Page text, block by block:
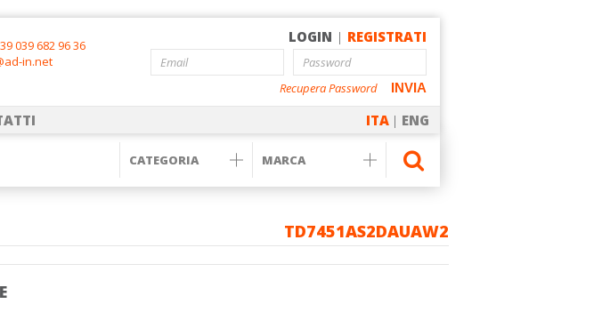
039 682 96 36
in.net
LOGIN | REGISTRATI
INVIA
Recupera Password
ITA | ENG
TD7451AS2DAUAW2